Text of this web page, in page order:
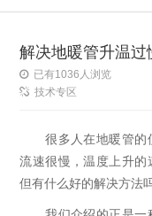
解决地暖管升温
已有1036 人浏览
技术专区
很多人在地暖管的
流速很慢，温度上升的
但有什么好的解决方法